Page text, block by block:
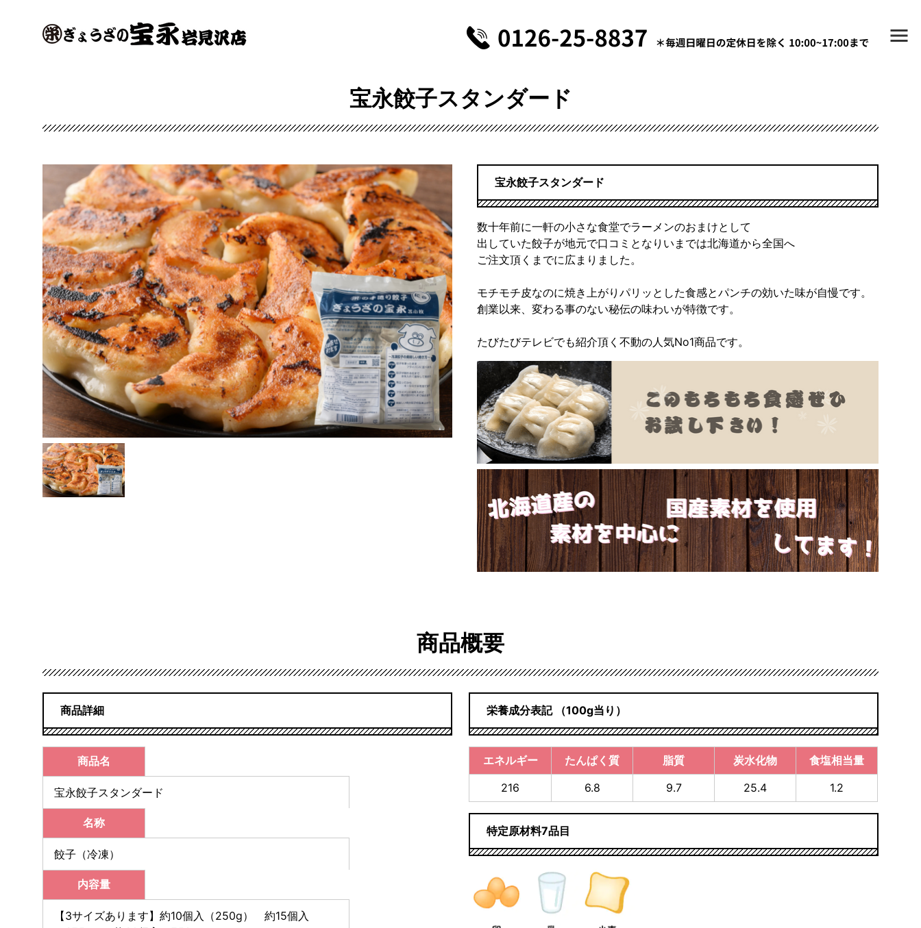
宝永餃子スタンダード
宝永餃子スタンダード
数十年前に一軒の小さな食堂でラーメンのおまけとして
出していた餃子が地元で口コミとなりいまでは北海道から全国へ
ご注文頂くまでに広まりました。
モチモチ皮なのに焼き上がりパリッとした食感とパンチの効いた味が自慢です。
創業以来、変わる事のない秘伝の味わいが特徴です。
たびたびテレビでも紹介頂く不動の人気No1商品です。
商品概要
商品詳細
商品名
宝永餃子スタンダード
名称
餃子（冷凍）
内容量
【3サイズあります】約10個入（250g） 約15個入
栄養成分表記 （100g当り）
エネルギー たんぱく質 脂質 炭水化物
食塩相当量
216
6.8 9.7 25.4 1.2
特定原材料7品目